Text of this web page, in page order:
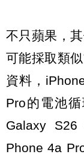
不只蘋果，
可能採取類
資料，
Pro的電池
Galaxy
Phone 4a